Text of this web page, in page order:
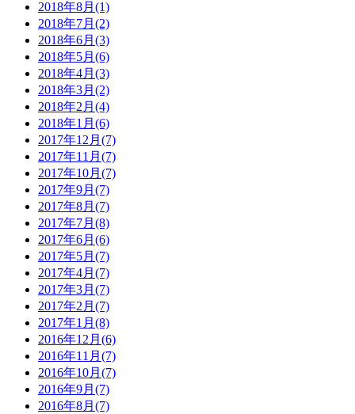
2018年8月(1)
2018年7月(2)
2018年6月(3)
2018年5月(6)
2018年4月(3)
2018年3月(2)
2018年2月(4)
2018年1月(6)
2017年12月(7)
2017年11月(7)
2017年10月(7)
2017年9月(7)
2017年8月(7)
2017年7月(8)
2017年6月(6)
2017年5月(7)
2017年4月(7)
2017年3月(7)
2017年2月(7)
2017年1月(8)
2016年12月(6)
2016年11月(7)
2016年10月(7)
2016年9月(7)
2016年8月(7)